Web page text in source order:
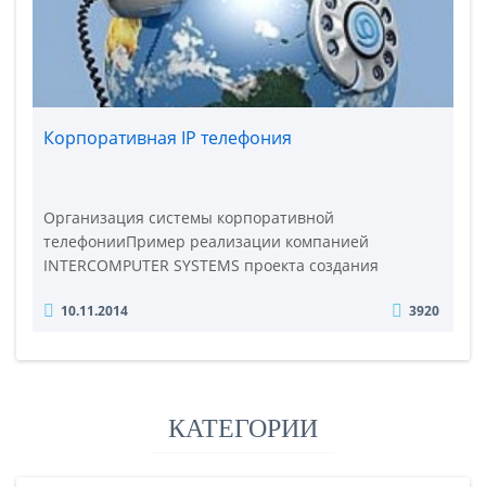
Корпоративная IP телефония
Организация системы корпоративной
телефонииПример реализации компанией
INTERCOMPUTER SYSTEMS проекта создания
компании, имеющей 4 географически удаленных
офис);г.Киев, Украина (2-й офис);г.Днепр, Украина
телефонной сети те..
10.11.2014 3920
КАТЕГОРИИ